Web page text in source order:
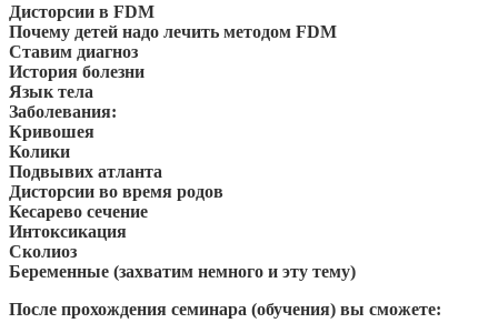
Дисторсии в FDM
Почему детей надо лечить методом FDM
Ставим диагноз
История болезни
Язык тела
Заболевания:
Кривошея
Колики
Подвывих атланта
Дисторсии во время родов
Кесарево сечение
Интоксикация
Сколиоз
Беременные (захватим немного и эту тему)
После прохождения семинара (обучения) вы сможете: